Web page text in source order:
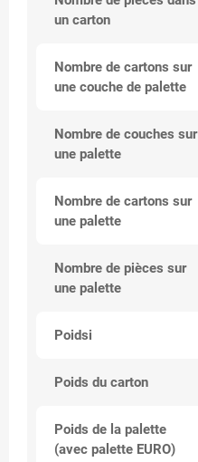
un carton
Nombre de cartons sur
une couche de palette
Nombre de couches sur
une palette
Nombre de cartons sur
une palette
Nombre de pièces sur
une palette
Poidsi
Poids du carton
Poids de la palette
(avec palette EURO)